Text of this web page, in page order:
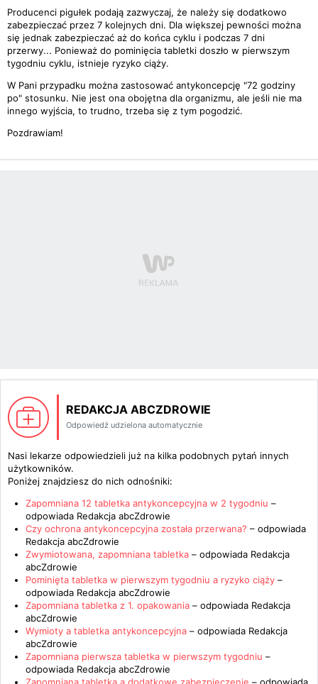
Producenci pigułek podają zazwyczaj, że należy się dodatkowo
zabezpieczać przez 7 kolejnych dni. Dla większej pewności można
się jednak zabezpieczać aż do końca cyklu i podczas 7 dni
przerwy... Ponieważ do pominięcia tabletki doszło w pierwszym
tygodniu cyklu, istnieje ryzyko ciąży.
W Pani przypadku można zastosować antykoncepcję "72 godziny
po" stosunku. Nie jest ona obojętna dla organizmu, ale jeśli nie ma
innego wyjścia, to trudno, trzeba się z tym pogodzić.
Pozdrawiam!
REDAKCJA ABCZDROWIE
Odpowiedź udzielona automatycznie
Nasi lekarze odpowiedzieli już na kilka podobnych pytań innych
użytkowników.
Poniżej znajdziesz do nich odnośniki:
Zapomniana 12 tabletka antykoncepcyjna w 2 tygodniu –
odpowiada Redakcja abcZdrowie
Czy ochrona antykoncepcyjna została przerwana? – odpowiada
Redakcja abcZdrowie
Zwymiotowana, zapomniana tabletka – odpowiada Redakcja
abcZdrowie
Pominięta tabletka w pierwszym tygodniu a ryzyko ciąży –
odpowiada Redakcja abcZdrowie
Zapomniana tabletka z 1. opakowania – odpowiada Redakcja
abcZdrowie
Wymioty a tabletka antykoncepcyjna – odpowiada Redakcja
abcZdrowie
Zapomniana pierwsza tabletka w pierwszym tygodniu –
odpowiada Redakcja abcZdrowie